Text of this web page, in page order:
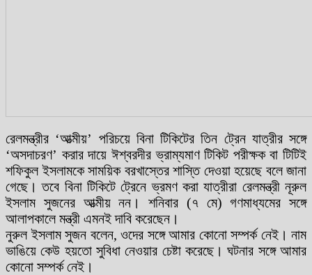
রেলমন্ত্রীর ‘আত্মীয়’ পরিচয়ে বিনা টিকিটের তিন ট্রেন যাত্রীর সঙ্গে
‘অসদাচরণ’ করার দায়ে ঈশ্বরদীর ভ্রাম্যমাণ টিকিট পরীক্ষক বা টিটিই
শফিকুল ইসলামকে সাময়িক বরখাস্তের শাস্তি দেওয়া হয়েছে বলে জানা
গেছে। তবে বিনা টিকিটে ট্রেনে ভ্রমণ করা যাত্রীরা রেলমন্ত্রী নূরুল
ইসলাম সুজনের আত্মীয় নন। শনিবার (৭ মে) গণমাধ্যমের সঙ্গে
আলাপকালে মন্ত্রী এমনই দাবি করেছেন।
নুরুল ইসলাম সুজন বলেন, ওদের সঙ্গে আমার কোনো সম্পর্ক নেই। নাম
ভাঙিয়ে কেউ হয়তো সুবিধা নেওয়ার চেষ্টা করেছে। ঘটনার সঙ্গে আমার
কোনো সম্পর্ক নেই।